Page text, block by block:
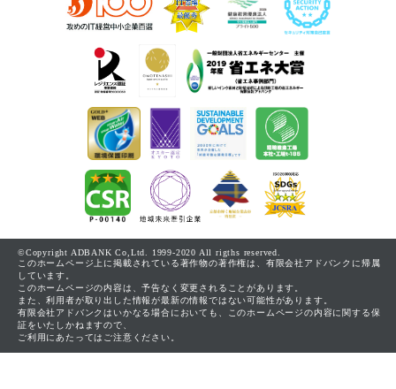
©Copyright ADBANK Co,Ltd. 1999-2020 All rigths reserved.
このホームページ上に掲載されている著作物の著作権は、有限会社アドバンクに帰属
しています。
このホームページの内容は、予告なく変更されることがあります。
また、利用者が取り出した情報が最新の情報ではない可能性があります。
有限会社アドバンクはいかなる場合においても、このホームページの内容に関する保
証をいたしかねますので、
ご利用にあたってはご注意ください。